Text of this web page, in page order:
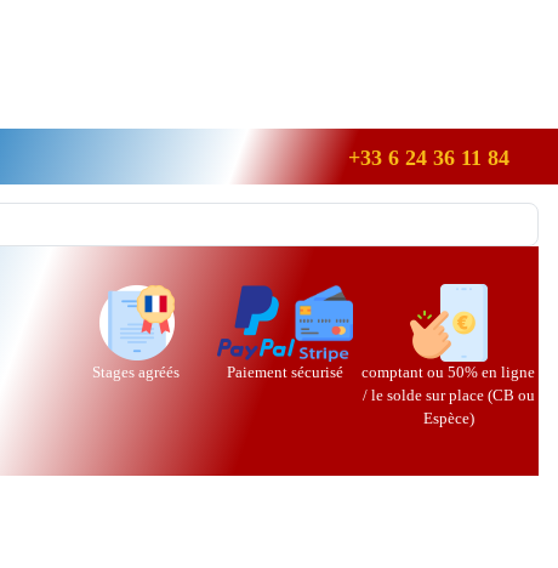
+33 6 24 36 11 84
Stages agréés Paiement sécurisé
comptant ou 50% en ligne
/ le solde sur place (CB ou
Espèce)